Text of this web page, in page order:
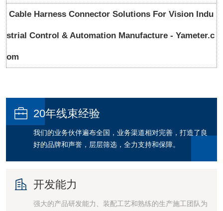
Cable Harness Connector Solutions For Vision Indu
strial Control & Automation Manufacture - Yameter.c
om
 20年线束经验
我们的业务伙伴遍布全国，业务渠道相对完善，打造了良
好的品牌和声誉，层层筛选，全力支持和保障。
 开发能力
强大的产品研发能力、装配工艺和熟练的生产施工团队为